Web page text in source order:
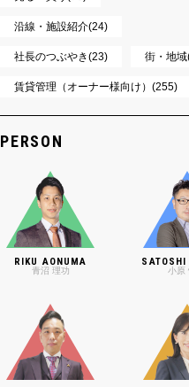
沿線・施設紹介(24)
社長のつぶやき(23) 街・地
賃貸管理（オーナー様向け）(255)
PERSON
RIKU AONUMA
青沼 理功
SATOSHI
小原